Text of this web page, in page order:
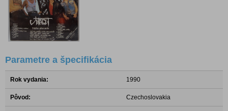
Parametre a špecifikácia
Rok vydania: 1990
Pôvod: Czechoslovakia